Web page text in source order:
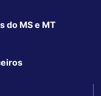
do MS e MT